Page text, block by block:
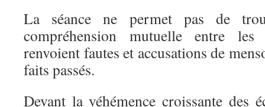
La séance ne permet pas de
compréhension mutuelle entre
renvoient fautes et accusations de
faits passés.
Devant la véhémence croissante des